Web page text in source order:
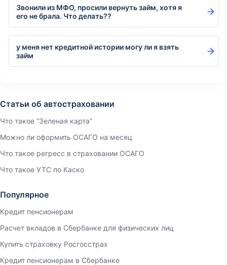
Звонили из МФО, просили вернуть займ, хотя я
его не брала. Что делать??
у меня нет кредитной истории могу ли я взять
займ
Статьи об автостраховании
Что такое “Зеленая карта”
Можно ли оформить ОСАГО на месяц
Что такое регресс в страховании ОСАГО
Что такое УТС по Каско
Популярное
Кредит пенсионерам
Расчет вкладов в Сбербанке для физических лиц
Купить страховку Росгосстрах
Кредит пенсионерам в Сбербанке